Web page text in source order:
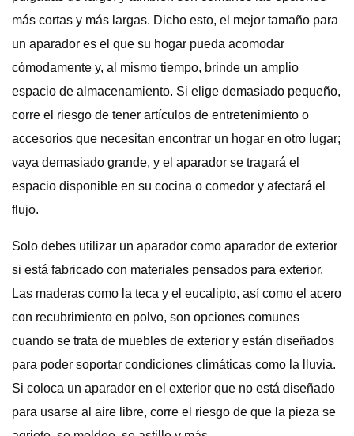
más cortas y más largas. Dicho esto, el mejor tamaño para
un aparador es el que su hogar pueda acomodar
cómodamente y, al mismo tiempo, brinde un amplio
espacio de almacenamiento. Si elige demasiado pequeño,
corre el riesgo de tener artículos de entretenimiento o
accesorios que necesitan encontrar un hogar en otro lugar;
vaya demasiado grande, y el aparador se tragará el
espacio disponible en su cocina o comedor y afectará el
flujo.
Solo debes utilizar un aparador como aparador de exterior
si está fabricado con materiales pensados ​​para exterior.
Las maderas como la teca y el eucalipto, así como el acero
con recubrimiento en polvo, son opciones comunes
cuando se trata de muebles de exterior y están diseñados
para poder soportar condiciones climáticas como la lluvia.
Si coloca un aparador en el exterior que no está diseñado
para usarse al aire libre, corre el riesgo de que la pieza se